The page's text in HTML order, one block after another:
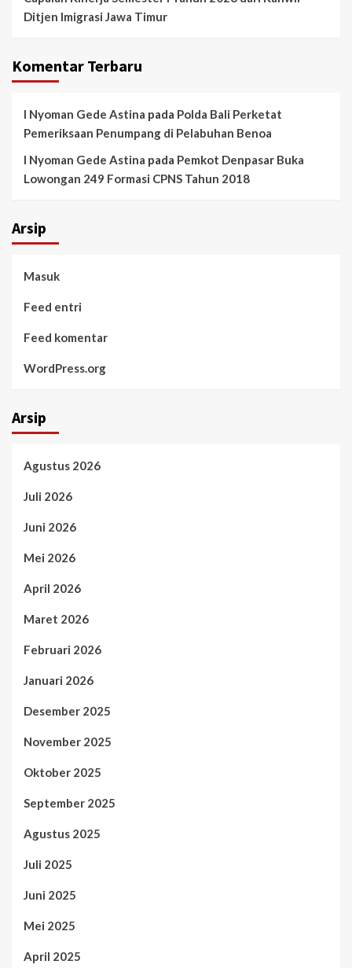
Ditjen Imigrasi Jawa Timur
Komentar Terbaru
I Nyoman Gede Astina pada Polda Bali Perketat
Pemeriksaan Penumpang di Pelabuhan Benoa
I Nyoman Gede Astina pada Pemkot Denpasar Buka
Lowongan 249 Formasi CPNS Tahun 2018
Arsip
Masuk
Feed entri
Feed komentar
WordPress.org
Arsip
Agustus 2026
Juli 2026
Juni 2026
Mei 2026
April 2026
Maret 2026
Februari 2026
Januari 2026
Desember 2025
November 2025
Oktober 2025
September 2025
Agustus 2025
Juli 2025
Juni 2025
Mei 2025
April 2025